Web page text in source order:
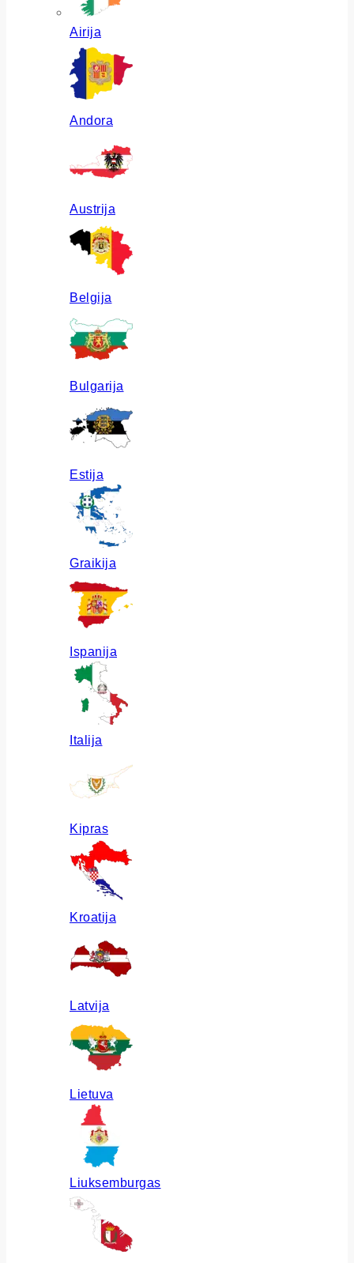
Airija
Andora
Austrija
Belgija
Bulgarija
Estija
Graikija
Ispanija
Italija
Kipras
Kroatija
Latvija
Lietuva
Liuksemburgas